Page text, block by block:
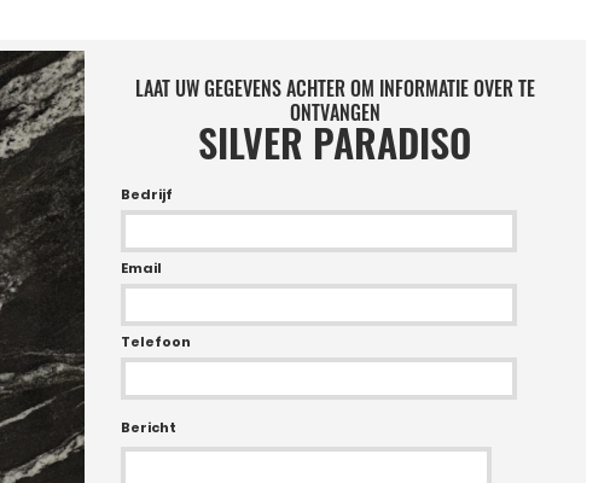
LAAT UW GEGEVENS ACHTER OM INFORMATIE OVER TE
ONTVANGEN
SILVER PARADISO
Bedrijf
Email
Telefoon
Bericht